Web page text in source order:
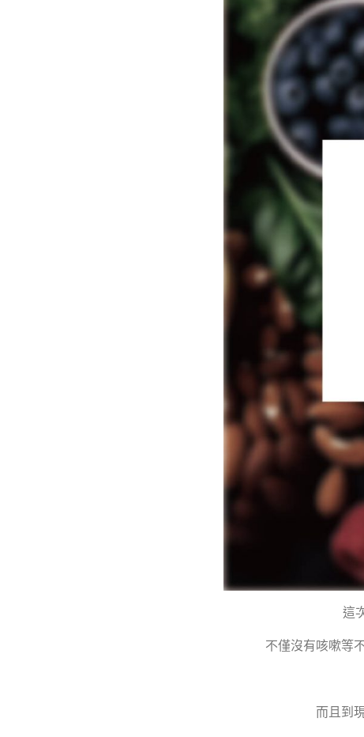
這次
不僅沒有咳嗽等
而且到